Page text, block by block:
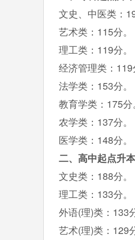
文史、中医类：
艺术类：115分。
理工类：119分。
经济管理类：119
法学类：153分。
教育学类：175分。
农学类：137分。
医学类：148分。
二、高中起点升
文史类：188分。
理工类：133分。
外语(理)类：133
艺术(理)类：129